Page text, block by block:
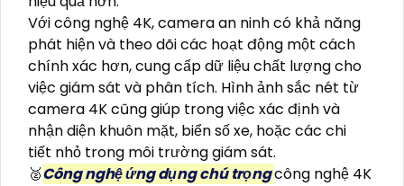
Với công nghệ 4K, camera an ninh có khả năng
phát hiện và theo dõi các hoạt động một cách
chính xác hơn, cung cấp dữ liệu chất lượng cho
việc giám sát và phân tích. Hình ảnh sắc nét từ
camera 4K cũng giúp trong việc xác định và
nhận diện khuôn mặt, biển số xe, hoặc các chi
tiết nhỏ trong môi trường giám sát.
🥈️Công nghệ ứng dụng chú trọngcông nghệ 4K